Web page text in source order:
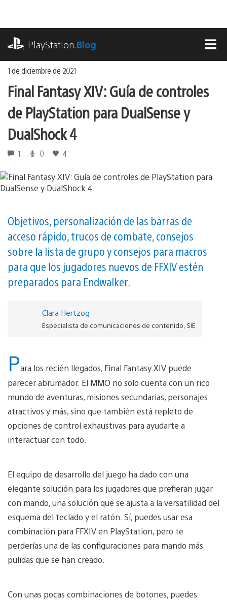
contenido
PlayStation.Blog
1 de diciembre de 2021
Final Fantasy XIV: Guía de controles
de PlayStation para DualSense y
DualShock 4
1 0 4
Objetivos, personalización de las barras de
acceso rápido, trucos de combate, consejos
sobre la lista de grupo y consejos para macros
para que los jugadores nuevos de FFXIV estén
preparados para Endwalker.
Clara Hertzog
Especialista de comunicaciones de contenido, SIE
Para los recién llegados, Final Fantasy XIV puede
parecer abrumador. El MMO no solo cuenta con un rico
mundo de aventuras, misiones secundarias, personajes
atractivos y más, sino que también está repleto de
opciones de control exhaustivas para ayudarte a
interactuar con todo.
El equipo de desarrollo del juego ha dado con una
elegante solución para los jugadores que prefieran jugar
con mando, una solución que se ajusta a la versatilidad del
esquema del teclado y el ratón. Sí, puedes usar esa
combinación para FFXIV en PlayStation, pero te
perderías una de las configuraciones para mando más
pulidas que se han creado.
Con unas pocas combinaciones de botones, puedes